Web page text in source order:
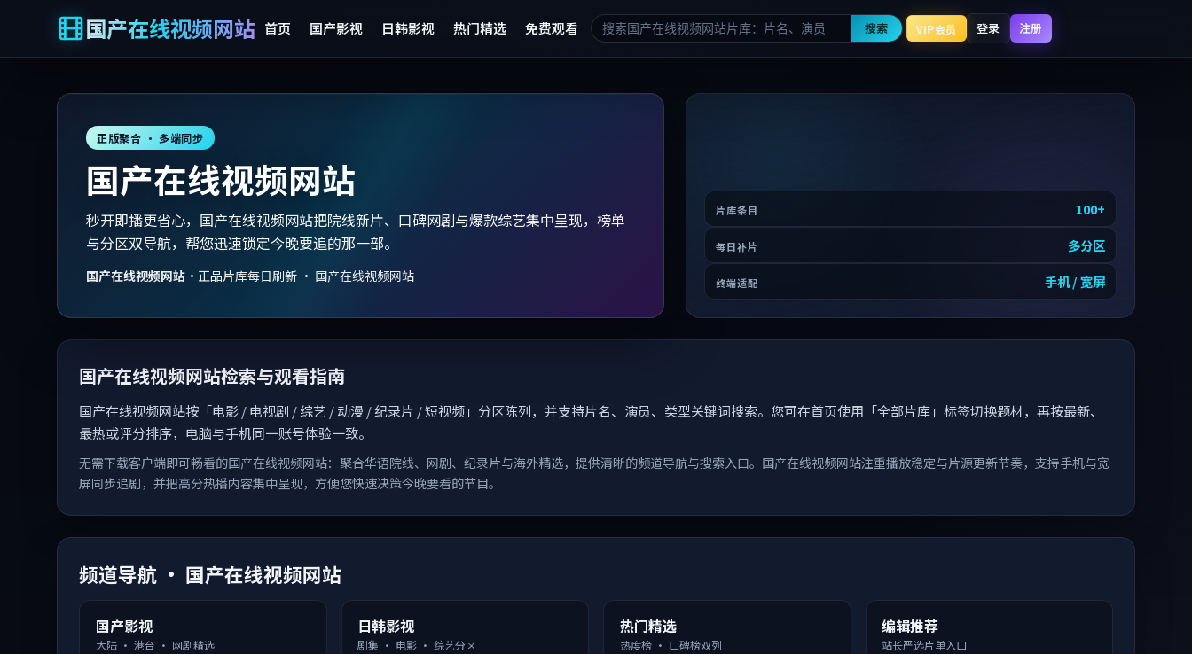
国产在线视频网站 首页 国产影视 日韩影视 热门精选 免费观看 搜索 VIP会员 登录 注册
正版聚合 · 多端同步
国产在线视频网站
秒开即播更省心，国产在线视频网站把院线新片、口碑网剧与爆款综艺集中呈现，榜单
与分区双导航，帮您迅速锁定今晚要追的那一部。
国产在线视频网站 · 正品片库每日刷新 · 国产在线视频网站
片库条目 100+
每日补片 多分区
终端适配 手机 / 宽屏
国产在线视频网站检索与观看指南
国产在线视频网站按「电影 / 电视剧 / 综艺 / 动漫 / 纪录片 / 短视频」分区陈列，并支持片名、演员、类型关键词搜索。您可在首页使用「全部片库」标签切换题材，再按最新、
最热或评分排序，电脑与手机同一账号体验一致。
无需下载客户端即可畅看的国产在线视频网站：聚合华语院线、网剧、纪录片与海外精选，提供清晰的频道导航与搜索入口。国产在线视频网站注重播放稳定与片源更新节奏，支持手机与宽
屏同步追剧，并把高分热播内容集中呈现，方便您快速决策今晚要看的节目。
频道导航 · 国产在线视频网站
国产影视
大陆 · 港台 · 网剧精选
日韩影视
剧集 · 电影 · 综艺分区
热门精选
热度榜 · 口碑榜双列
编辑推荐
站长严选片单入口